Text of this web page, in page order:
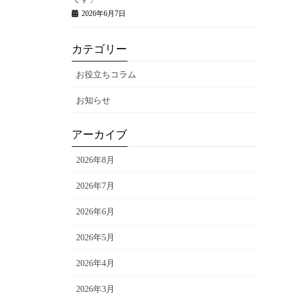
2026年6月7日
カテゴリー
お役立ちコラム
お知らせ
アーカイブ
2026年8月
2026年7月
2026年6月
2026年5月
2026年4月
2026年3月